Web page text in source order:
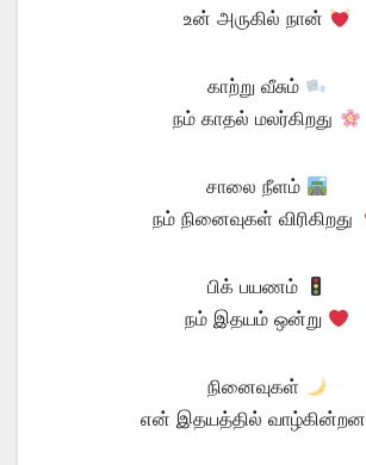
உன் அருகில் நான்
காற்று வீசும்
நம் காதல் மலர்கிறது
சாலை நீளம்
நம் நினைவுகள் விரிகிறது
பிக் பயணம்
நம் இதயம் ஒன்று
நினைவுகள்
என் இதயத்தில் வாழ்கின்றன